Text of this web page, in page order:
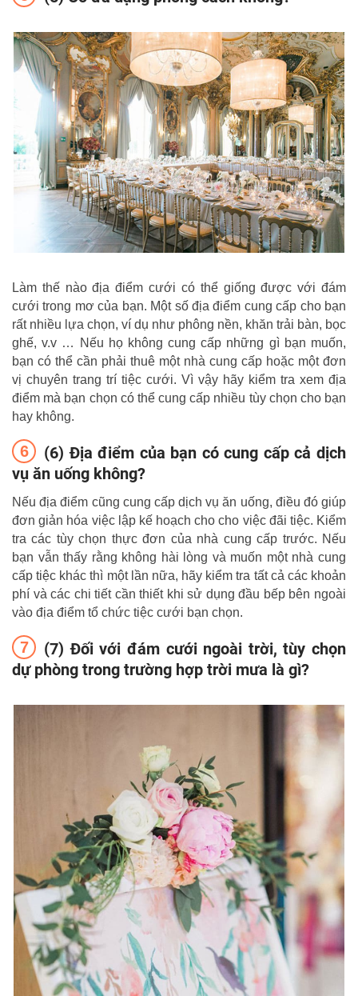
Làm thế nào địa điểm cưới có thể giống được với đám
cưới trong mơ của bạn. Một số địa điểm cung cấp cho bạn
rất nhiều lựa chọn, ví dụ như phông nền, khăn trải bàn, bọc
ghế, v.v … Nếu họ không cung cấp những gì bạn muốn,
bạn có thể cần phải thuê một nhà cung cấp hoặc một đơn
vị chuyên trang trí tiệc cưới. Vì vậy hãy kiểm tra xem địa
điểm mà bạn chọn có thể cung cấp nhiều tùy chọn cho bạn
hay không.
(6) Địa điểm của bạn có cung cấp cả dịch
vụ ăn uống không?
Nếu địa điểm cũng cung cấp dịch vụ ăn uống, điều đó giúp
đơn giản hóa việc lập kế hoạch cho cho việc đãi tiệc. Kiểm
tra các tùy chọn thực đơn của nhà cung cấp trước. Nếu
bạn vẫn thấy rằng không hài lòng và muốn một nhà cung
cấp tiệc khác thì một lần nữa, hãy kiểm tra tất cả các khoản
phí và các chi tiết cần thiết khi sử dụng đầu bếp bên ngoài
vào địa điểm tổ chức tiệc cưới bạn chọn.
(7) Đối với đám cưới ngoài trời, tùy chọn
dự phòng trong trường hợp trời mưa là gì?